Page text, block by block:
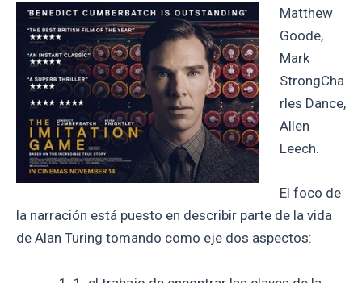
Matthew
Goode,
Mark
StrongCha
rles Dance,
Allen
Leech.
El foco de
la narración está puesto en describir parte de la vida
de Alan Turing tomando como eje dos aspectos: